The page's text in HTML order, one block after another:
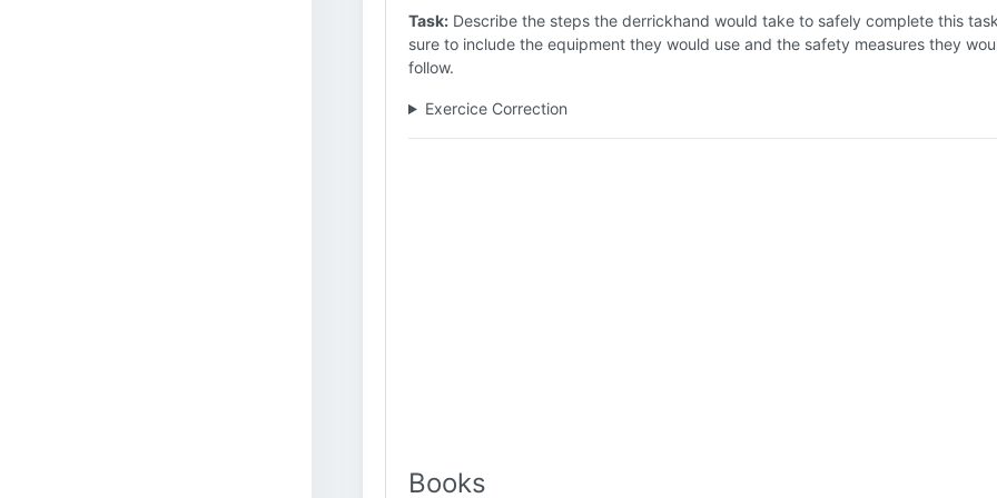
Task: Describe the steps the derrickhand would take to safely complete this
sure to include the equipment they would use and the safety measures they
follow.
Exercice Correction
Books